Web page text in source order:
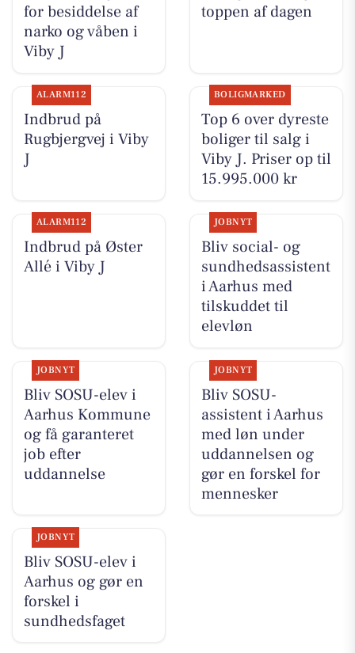
for besiddelse af
narko og våben i
Viby J
toppen af dagen
ALARM112
Indbrud på
Rugbjergvej i Viby
J
BOLIGMARKED
Top 6 over dyreste
boliger til salg i
Viby J. Priser op til
15.995.000 kr
ALARM112
Indbrud på Øster
Allé i Viby J
JOBNYT
Bliv social- og
sundhedsassistent
i Aarhus med
tilskuddet til
elevløn
JOBNYT
Bliv SOSU-elev i
Aarhus Kommune
og få garanteret
job efter
uddannelse
JOBNYT
Bliv SOSU-
assistent i Aarhus
med løn under
uddannelsen og
gør en forskel for
mennesker
JOBNYT
Bliv SOSU-elev i
Aarhus og gør en
forskel i
sundhedsfaget